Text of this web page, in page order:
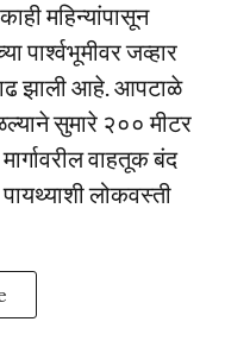
महिन्यांपासून
पार्श्वभूमीवर जव्हार
झाली आहे. आपटाळे
सुमारे २०० मीटर
वाहतूक बंद
लोकवस्ती